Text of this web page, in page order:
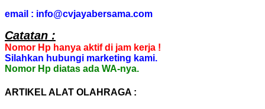
email : info@cvjayabersama.com
Catatan :
Nomor Hp hanya aktif di jam kerja !
Silahkan hubungi marketing kami.
Nomor Hp diatas ada WA-nya.
ARTIKEL ALAT OLAHRAGA :